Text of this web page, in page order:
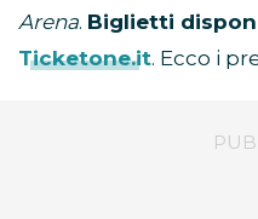
Arena. Biglietti
Ticketone.it. Ecco i